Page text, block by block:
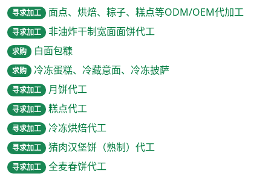
寻求加工 面点、烘焙、粽子、糕点等ODM/OEM代加工
寻求加工 非油炸干制宽面面饼代工
求购 白面包糠
求购 冷冻蛋糕、冷藏意面、冷冻披萨
寻求加工 月饼代工
寻求加工 糕点代工
寻求加工 冷冻烘焙代工
寻求加工 猪肉汉堡饼（熟制）代工
寻求加工 全麦春饼代工